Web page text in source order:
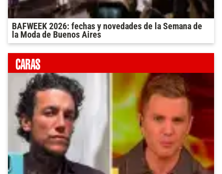
BAFWEEK 2026: fechas y novedades de la Semana de
la Moda de Buenos Aires